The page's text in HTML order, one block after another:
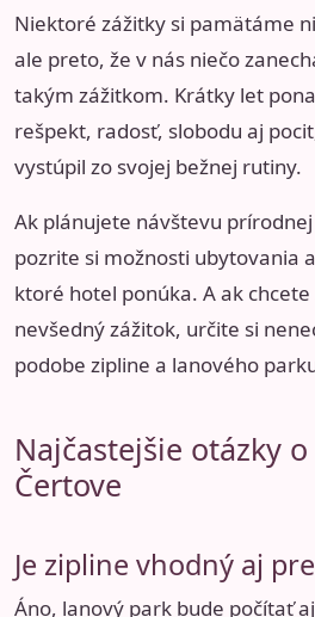
Niektoré zážitky si pamätáme
ale preto, že v nás niečo
takým zážitkom. Krátky let
rešpekt, radosť, slobodu aj
vystúpil zo svojej bežnej rutiny.
Ak plánujete návštevu
pozrite si možnosti ubytovania
ktoré hotel ponúka. A ak
nevšedný zážitok, určite si
podobe zipline a lanového
Najčastejšie otázky
Čertove
Je zipline vhodný aj
Áno, lanový park bude počítať